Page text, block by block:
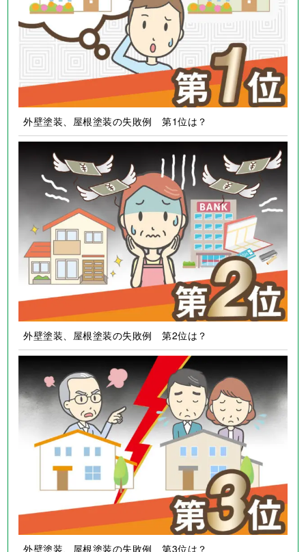
外壁塗装、屋根塗装の失敗例 第1位は？
外壁塗装、屋根塗装の失敗例 第2位は？
外壁塗装、屋根塗装の失敗例 第3位は？